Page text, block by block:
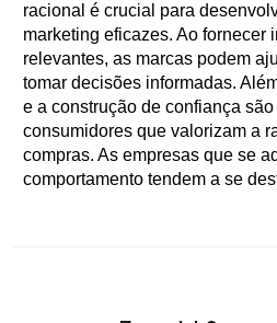
racional é crucial para
marketing eficazes. Ao fornecer
relevantes, as marcas podem
tomar decisões informadas.
e a construção de confiança
consumidores que valorizam a
compras. As empresas que se
comportamento tendem a se